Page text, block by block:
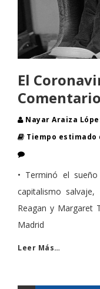
El
Nayar Araiza
Tiempo
• Terminó el
capitalismo
Reagan y Margaret
Madrid
Leer Más…